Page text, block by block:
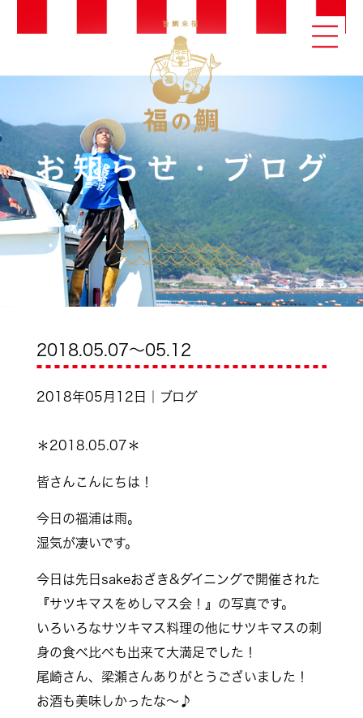
2018.05.07～05.12
2018年05月12日｜ブログ
＊2018.05.07＊
皆さんこんにちは！
今日の福浦は雨。
湿気が凄いです。
今日は先日sakeおざき&ダイニングで開催された
『サツキマスをめしマス会！』の写真です。
いろいろなサツキマス料理の他にサツキマスの刺
身の食べ比べも出来て大満足でした！
尾崎さん、梁瀬さんありがとうございました！
お酒も美味しかったな～♪